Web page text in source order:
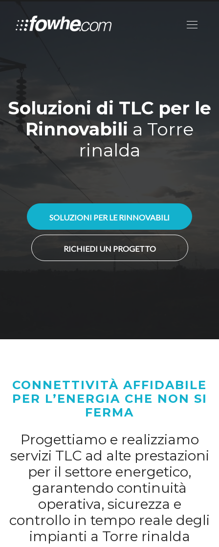
Soluzioni di TLC per le
Rinnovabili a Torre
rinalda
SOLUZIONI PER LE RINNOVABILI
RICHIEDI UN PROGETTO
CONNETTIVITÀ AFFIDABILE
PER L’ENERGIA CHE NON SI
FERMA
Progettiamo e realizziamo
servizi TLC ad alte prestazioni
per il settore energetico,
garantendo continuità
operativa, sicurezza e
controllo in tempo reale degli
impianti a Torre rinalda